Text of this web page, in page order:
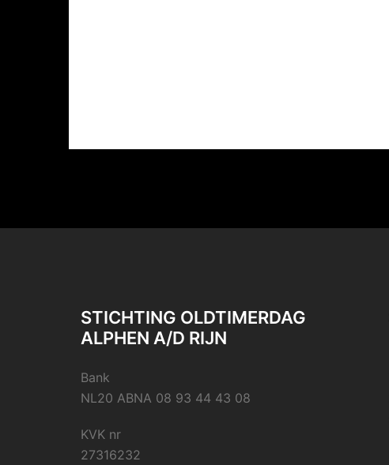
STICHTING OLDTIMERDAG
ALPHEN A/D RIJN
Bank
NL20 ABNA 08 93 44 43 08
KVK nr
27316232